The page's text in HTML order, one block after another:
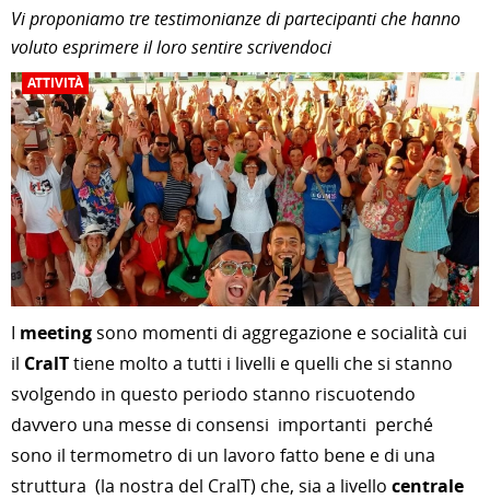
Vi proponiamo tre testimonianze di partecipanti che hanno
voluto esprimere il loro sentire scrivendoci
ATTIVITÀ
I meetingsono momenti di aggregazione e socialità cui
il CralTtiene molto a tutti i livelli e quelli che si stanno
svolgendo in questo periodo stanno riscuotendo
davvero una messe di consensi importanti perché
sono il termometro di un lavoro fatto bene e di una
struttura (la nostra del CralT) che, sia a livello centrale